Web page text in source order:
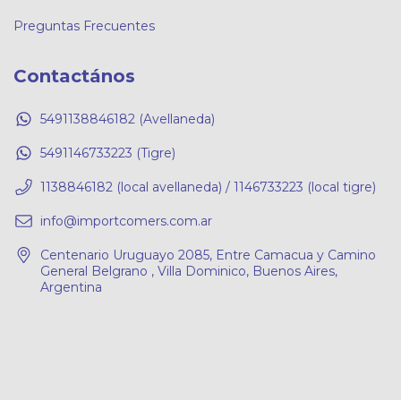
Preguntas Frecuentes
Contactános
5491138846182 (Avellaneda)
5491146733223 (Tigre)
1138846182 (local avellaneda) / 1146733223 (local tigre)
info@importcomers.com.ar
Centenario Uruguayo 2085, Entre Camacua y Camino
General Belgrano , Villa Dominico, Buenos Aires,
Argentina